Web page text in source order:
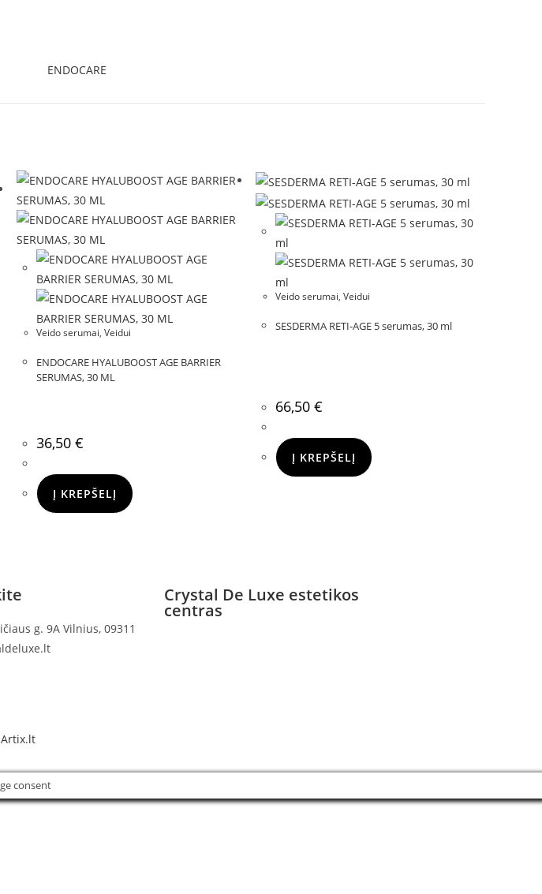
ENDOCARE
Veido serumai,Veidui
ENDOCARE HYALUBOOST AGE BARRIER
SERUMAS, 30 ML
36,50€
Į KREPŠELĮ
Veido serumai,Veidui
SESDERMA RETI-AGE 5 serumas, 30 ml
66,50€
Į KREPŠELĮ
g. 9A Vilnius, 09311
Crystal De Luxe estetikos
centras
Artix.lt
consent